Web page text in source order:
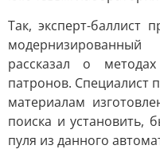
Так, эксперт-баллист
рассказал о
патронов. Специалист
материалам
поиска и установить,
пуля из данного